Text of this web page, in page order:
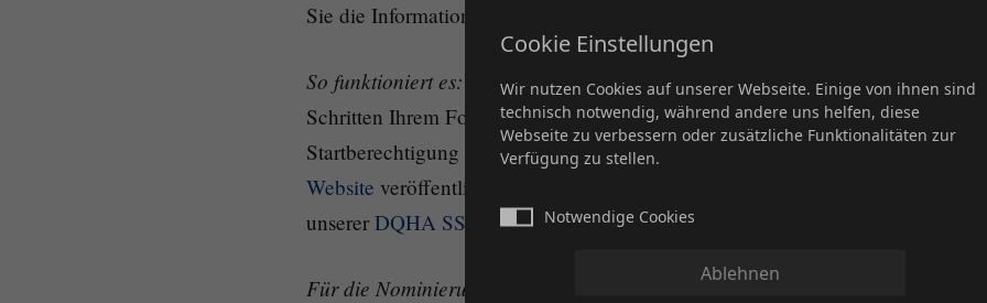
Sie die Informationen zum DQHA Futurity Programm.
So funktioniert es: mit dem Link zu demFuturity Nominierungs-Formular
Schritten Ihrem Fohlen eines SSA einbezahlten Hengstes die begehrte
Startberechtigung sichern. Alle nominierten Pferde werden gelistet und
Website veröffentlicht. Die Hengstkataloge der SSA Jahre 2022, 2023 und
unserer DQHA SSA Platform.
Für die Nominierung werden folgende Gebühren erhoben:
Cookie Einstellungen
Wir nutzen Cookies auf unserer Webseite. Einige von ihnen sind
technisch notwendig, während andere uns helfen, diese
Webseite zu verbessern oder zusätzliche Funktionalitäten zur
Verfügung zu stellen.
Notwendige Cookies
Ablehnen